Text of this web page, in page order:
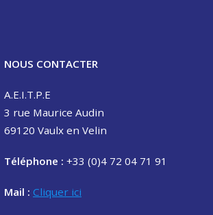
NOUS CONTACTER
A.E.I.T.P.E
3 rue Maurice Audin
69120 Vaulx en Velin
Téléphone : +33 (0)4 72 04 71 91
Mail : Cliquer ici